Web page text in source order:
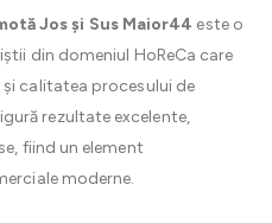
Jos și Sus Maior44 este o
din domeniul HoReCa care
calitatea procesului de
rezultate excelente,
fiind un element
moderne.